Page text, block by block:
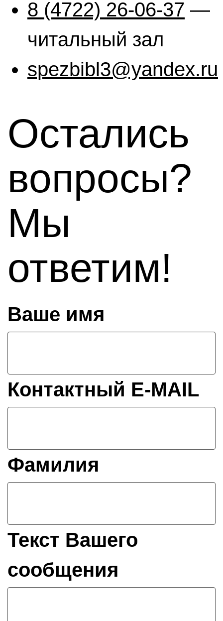
8 (4722) 26-06-37 —
читальный зал
spezbibl3@yandex.ru
Остались
вопросы?
Мы
ответим!
Ваше имя
Контактный E-MAIL
Фамилия
Текст Вашего
сообщения